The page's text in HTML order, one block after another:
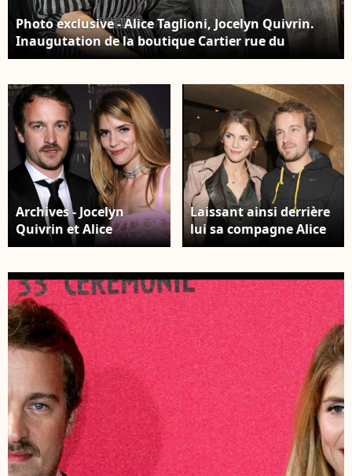
Photo exclusive - Alice Taglioni, Jocelyn Quivrin.
Inaugutation de la boutique Cartier rue du
Faubourg Saint-Honoré à Paris le 9 octobre 2008
Archives - Jocelyn
Quivrin et Alice
Taglioni.
Laissant ainsi derrière
lui sa compagne Alice
Taglioni Alice Taglioni
Soirée du film "Je suis
une légende" au
cabaret à Paris.